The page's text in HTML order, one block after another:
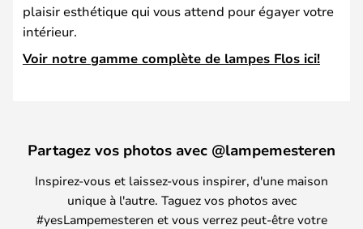
plaisir esthétique qui vous attend pour égayer votre
intérieur.
Voir notre gamme complète de lampes Flos ici!
Partagez vos photos avec @lampemesteren
Inspirez-vous et laissez-vous inspirer, d'une maison
unique à l'autre. Taguez vos photos avec
#yesLampemesteren et vous verrez peut-être votre